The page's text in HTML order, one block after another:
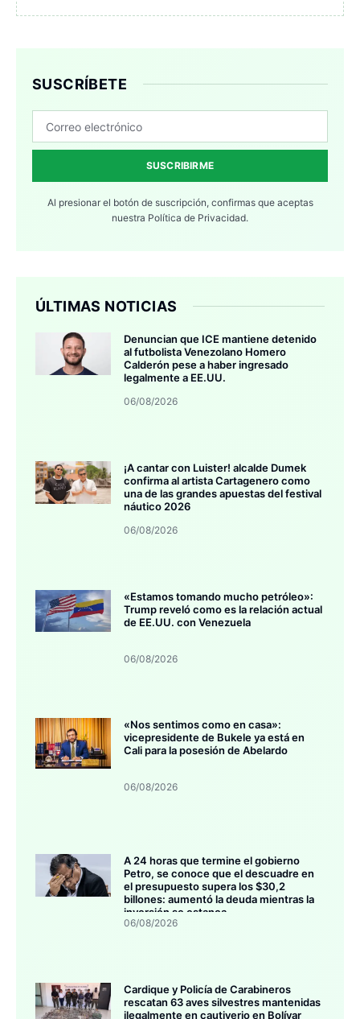
SUSCRÍBETE
SUSCRIBIRME
Al presionar el botón de suscripción, confirmas que aceptas
nuestra Política de Privacidad.
ÚLTIMAS NOTICIAS
Denuncian que ICE mantiene detenido
al futbolista Venezolano Homero
Calderón pese a haber ingresado
legalmente a EE.UU.
06/08/2026
¡A cantar con Luister! alcalde Dumek
confirma al artista Cartagenero como
una de las grandes apuestas del festival
náutico 2026
06/08/2026
«Estamos tomando mucho petróleo»:
Trump reveló como es la relación actual
de EE.UU. con Venezuela
06/08/2026
«Nos sentimos como en casa»:
vicepresidente de Bukele ya está en
Cali para la posesión de Abelardo
06/08/2026
A 24 horas que termine el gobierno
Petro, se conoce que el descuadre en
el presupuesto supera los $30,2
billones: aumentó la deuda mientras la
inversión se estanca
06/08/2026
Cardique y Policía de Carabineros
rescatan 63 aves silvestres mantenidas
ilegalmente en cautiverio en Bolívar